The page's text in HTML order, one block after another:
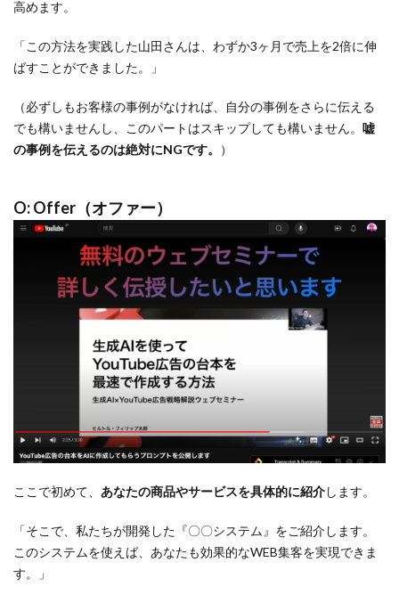
高めます。
「この方法を実践した山田さんは、わずか3ヶ月で売上を2倍に伸
ばすことができました。」
（必ずしもお客様の事例がなければ、自分の事例をさらに伝える
でも構いませんし、このパートはスキップしても構いません。 嘘
の事例を伝えるのは絶対にNGです。
）
O: Offer（オファー）
ここで初めて、 あなたの商品やサービスを具体的に紹介します。
「そこで、私たちが開発した『〇〇システム』をご紹介します。
このシステムを使えば、あなたも効果的なWEB集客を実現できま
す。」